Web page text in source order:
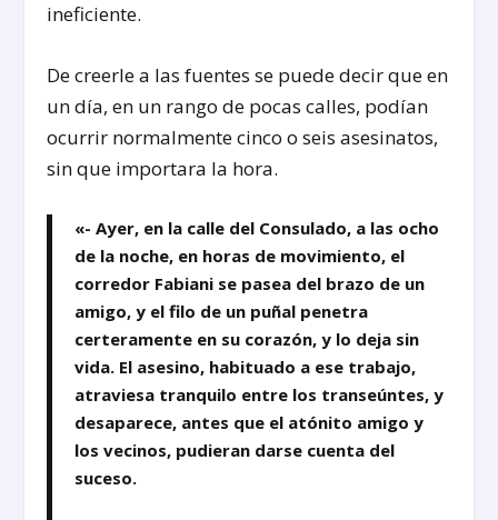
ineficiente.
De creerle a las fuentes se puede decir que en
un día, en un rango de pocas calles, podían
ocurrir normalmente cinco o seis asesinatos,
sin que importara la hora.
«- Ayer, en la calle del Consulado, a las ocho
de la noche, en horas de movimiento, el
corredor Fabiani se pasea del brazo de un
amigo, y el filo de un puñal penetra
certeramente en su corazón, y lo deja sin
vida. El asesino, habituado a ese trabajo,
atraviesa tranquilo entre los transeúntes, y
desaparece, antes que el atónito amigo y
los vecinos, pudieran darse cuenta del
suceso.